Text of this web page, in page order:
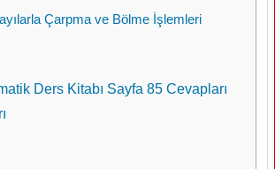
Çarpma ve Bölme İşlemleri
Ders Kitabı Sayfa 85 Cevapları